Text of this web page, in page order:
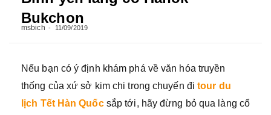
Bukchon
msbich 11/09/2019
Nếu bạn có ý định khám phá về văn hóa truyền
thống của xứ sở kim chi trong chuyến đitour du
lịch Tết Hàn Quốcsắp tới, hãy đừng bỏ qua làng cổ